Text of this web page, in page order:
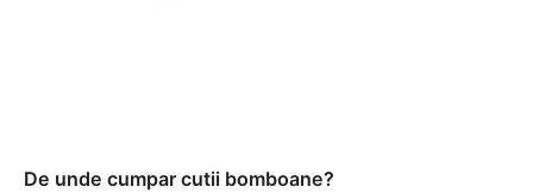
De unde cumpar cutii bomboane?